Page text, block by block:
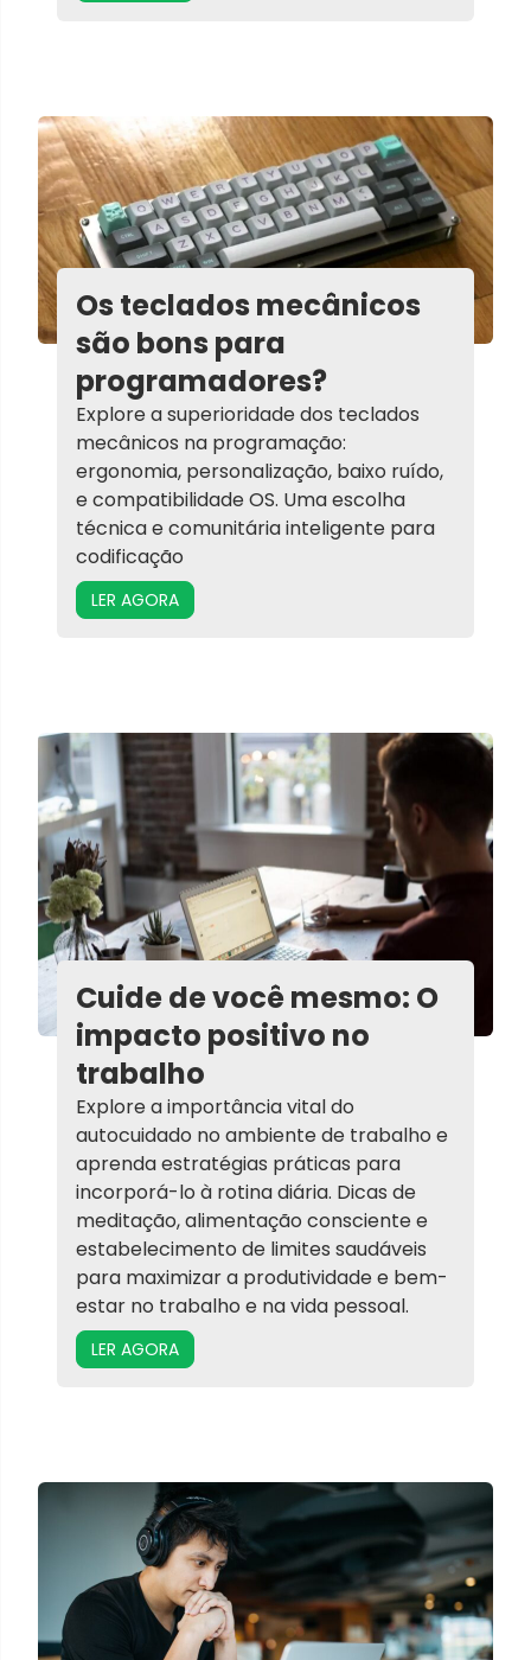
Os teclados mecânicos
são bons para
programadores?
Explore a superioridade dos teclados
mecânicos na programação:
ergonomia, personalização, baixo ruído,
e compatibilidade OS. Uma escolha
técnica e comunitária inteligente para
codificação
LER AGORA
Cuide de você mesmo: O
impacto positivo no
trabalho
Explore a importância vital do
autocuidado no ambiente de trabalho e
aprenda estratégias práticas para
incorporá-lo à rotina diária. Dicas de
meditação, alimentação consciente e
estabelecimento de limites saudáveis
para maximizar a produtividade e bem-
estar no trabalho e na vida pessoal.
LER AGORA